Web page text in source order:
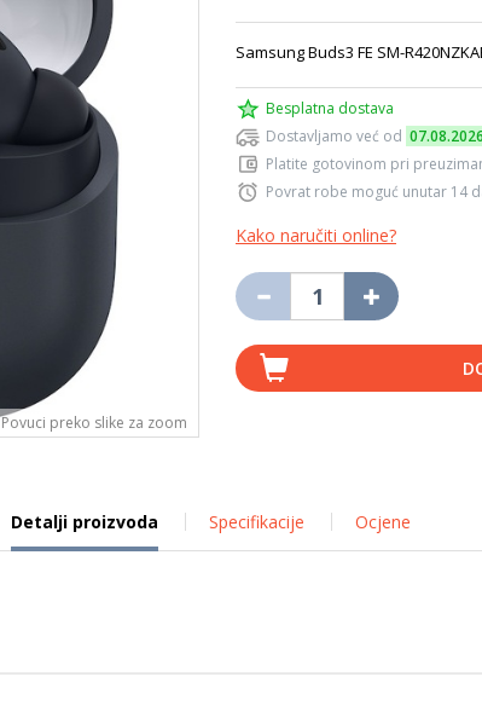
Povuci preko slike za zoom
Samsung Buds3 FE SM-
Besplatna dostava
Dostavljamo već od 07.08.2026
Platite gotovinom pri
Povrat robe moguć unutar 14
Kako naručiti online?
Detalji proizvoda Specifikacije Ocjene